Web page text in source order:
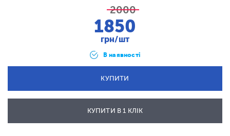
2000
1850
грн/шт
В наявності
КУПИТИ
ВІДПРАВИТИ
КУПИТИ В 1 КЛІК